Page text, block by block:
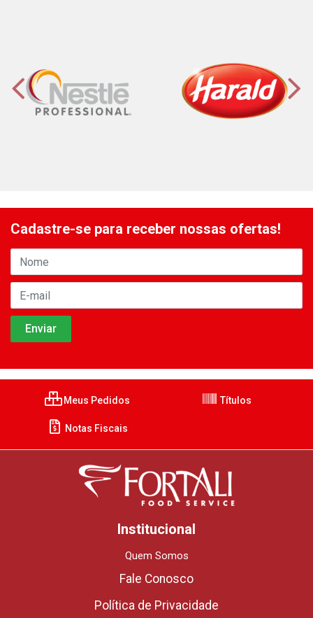
Cadastre-se para receber nossas ofertas!
Meus Pedidos Títulos
Notas Fiscais
Institucional
Quem Somos
Fale Conosco
Política de Privacidade